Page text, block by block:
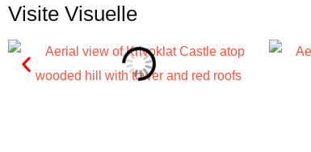
Visite Visuelle